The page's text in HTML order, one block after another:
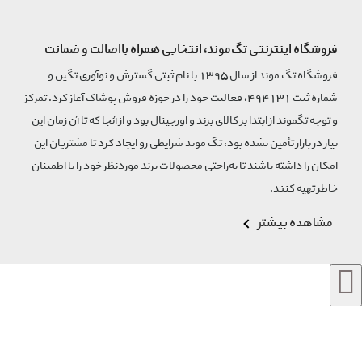
فروشگاه اینترنتی تگ‌موند، انتخابی همراه بااصالت و ضمانت
فروشگاه تگ موند از سال 1395 با نام ثبتی گسترش و نوآوری تگین و
شماره ثبت 494131، فعالیت خود را در حوزه فروش پوشاک آغاز کرد. تمرکز
و توجه تگموند از ابتدا بر کالای برند و اورجینال بود و از آنجا که تا آن زمان این
نیاز در بازار تأمین نشده بود، تگ موند شرایطی رو ایجاد کرد تا مشتریان این
امکان را داشته باشند تا به‌راحتی محصولات برند مورد‌نظر خود را با اطمینان
خاطر تهیه کنند.
مشاهده بیشتر